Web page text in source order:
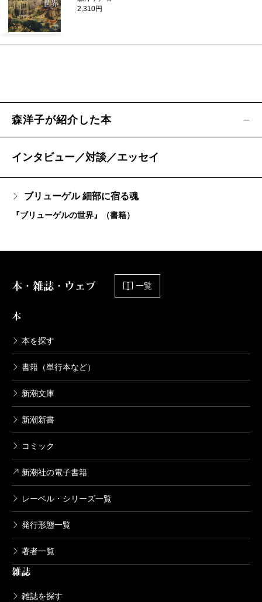
2,310円
森洋子が紹介した本
インタビュー／対談／エッセイ
ブリューゲル 細部に宿る魂
『ブリューゲルの世界』（書籍）
本・雑誌・ウェブ 一覧
本
本を探す
書籍（単行本など）
新潮文庫
新潮新書
コミック
新潮社の電子書籍
レーベル・シリーズ一覧
発行形態一覧
著者一覧
雑誌
雑誌を探す